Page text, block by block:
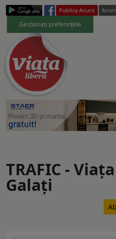
Publica Anunt
Gestionați preferințele
TRAFIC -
Galaţi